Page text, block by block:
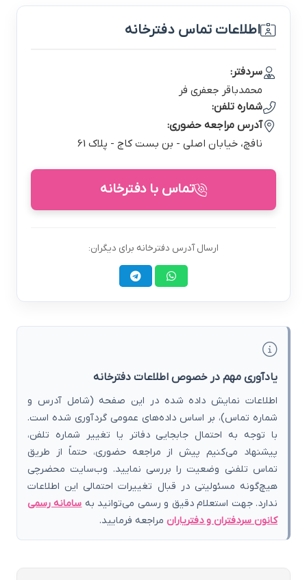
اطلاعات تماس دفترخانه
سردفتر:
محمدباقر جعفري فر
شماره تلفن:
آدرس مراجعه حضوری:
نافچ، خيابان اصلي - بن بست كاج - پلاك 61
تماس با دفترخانه
ارسال آدرس دفترخانه برای دیگران:
یادآوری مهم در خصوص اطلاعات دفترخانه
اطلاعات نمایش داده شده در این صفحه (شامل آدرس و
شماره تماس)، بر اساس داده‌های عمومی گردآوری شده است.
با توجه به احتمال جابجایی دفاتر یا تغییر شماره تلفن،
پیشنهاد می‌کنیم پیش از مراجعه حضوری، حتماً از طریق
تماس تلفنی وضعیت را بررسی نمایید. وب‌سایت محضرچی
هیچ‌گونه مسئولیتی در قبال تغییرات احتمالی این اطلاعات
ندارد. جهت استعلام دقیق و رسمی می‌توانید بهسامانه رسمی
کانون سردفتران و دفتریاران مراجعه فرمایید.